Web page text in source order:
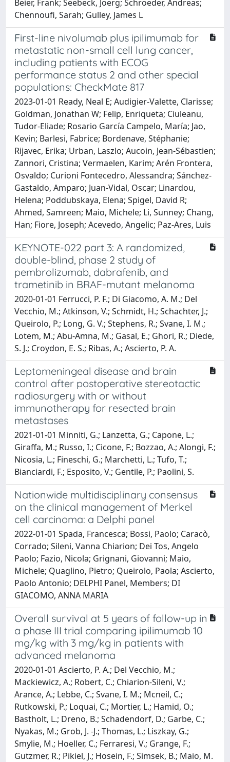
Beier, Frank; Seebeck, Joerg; Schroeder, Andreas;
Chennoufi, Sarah; Gulley, James L
First-line nivolumab plus ipilimumab for
metastatic non-small cell lung cancer,
including patients with ECOG
performance status 2 and other special
populations: CheckMate 817
2023-01-01 Ready, Neal E; Audigier-Valette, Clarisse;
Goldman, Jonathan W; Felip, Enriqueta; Ciuleanu,
Tudor-Eliade; Rosario García Campelo, María; Jao,
Kevin; Barlesi, Fabrice; Bordenave, Stéphanie;
Rijavec, Erika; Urban, Laszlo; Aucoin, Jean-Sébastien;
Zannori, Cristina; Vermaelen, Karim; Arén Frontera,
Osvaldo; Curioni Fontecedro, Alessandra; Sánchez-
Gastaldo, Amparo; Juan-Vidal, Oscar; Linardou,
Helena; Poddubskaya, Elena; Spigel, David R;
Ahmed, Samreen; Maio, Michele; Li, Sunney; Chang,
Han; Fiore, Joseph; Acevedo, Angelic; Paz-Ares, Luis
KEYNOTE-022 part 3: A randomized,
double-blind, phase 2 study of
pembrolizumab, dabrafenib, and
trametinib in BRAF-mutant melanoma
2020-01-01 Ferrucci, P. F.; Di Giacomo, A. M.; Del
Vecchio, M.; Atkinson, V.; Schmidt, H.; Schachter, J.;
Queirolo, P.; Long, G. V.; Stephens, R.; Svane, I. M.;
Lotem, M.; Abu-Amna, M.; Gasal, E.; Ghori, R.; Diede,
S. J.; Croydon, E. S.; Ribas, A.; Ascierto, P. A.
Leptomeningeal disease and brain
control after postoperative stereotactic
radiosurgery with or without
immunotherapy for resected brain
metastases
2021-01-01 Minniti, G.; Lanzetta, G.; Capone, L.;
Giraffa, M.; Russo, I.; Cicone, F.; Bozzao, A.; Alongi, F.;
Nicosia, L.; Fineschi, G.; Marchetti, L.; Tufo, T.;
Bianciardi, F.; Esposito, V.; Gentile, P.; Paolini, S.
Nationwide multidisciplinary consensus
on the clinical management of Merkel
cell carcinoma: a Delphi panel
2022-01-01 Spada, Francesca; Bossi, Paolo; Caracò,
Corrado; Sileni, Vanna Chiarion; Dei Tos, Angelo
Paolo; Fazio, Nicola; Grignani, Giovanni; Maio,
Michele; Quaglino, Pietro; Queirolo, Paola; Ascierto,
Paolo Antonio; DELPHI Panel, Members; DI
GIACOMO, ANNA MARIA
Overall survival at 5 years of follow-up in
a phase III trial comparing ipilimumab 10
mg/kg with 3 mg/kg in patients with
advanced melanoma
2020-01-01 Ascierto, P. A.; Del Vecchio, M.;
Mackiewicz, A.; Robert, C.; Chiarion-Sileni, V.;
Arance, A.; Lebbe, C.; Svane, I. M.; Mcneil, C.;
Rutkowski, P.; Loquai, C.; Mortier, L.; Hamid, O.;
Bastholt, L.; Dreno, B.; Schadendorf, D.; Garbe, C.;
Nyakas, M.; Grob, J. -J.; Thomas, L.; Liszkay, G.;
Smylie, M.; Hoeller, C.; Ferraresi, V.; Grange, F.;
Gutzmer, R.; Pikiel, J.; Hosein, F.; Simsek, B.; Maio, M.